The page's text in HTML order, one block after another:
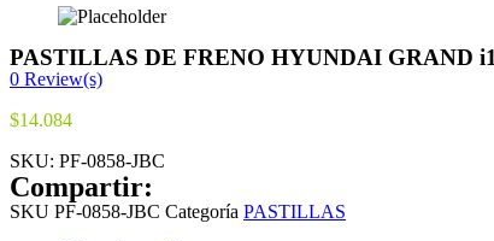
PASTILLAS DE FRENO HYUNDAI GRAND
0 Review(s)
$14.084
SKU: PF-0858-JBC
Compartir:
SKU PF-0858-JBC Categoría PASTILLAS